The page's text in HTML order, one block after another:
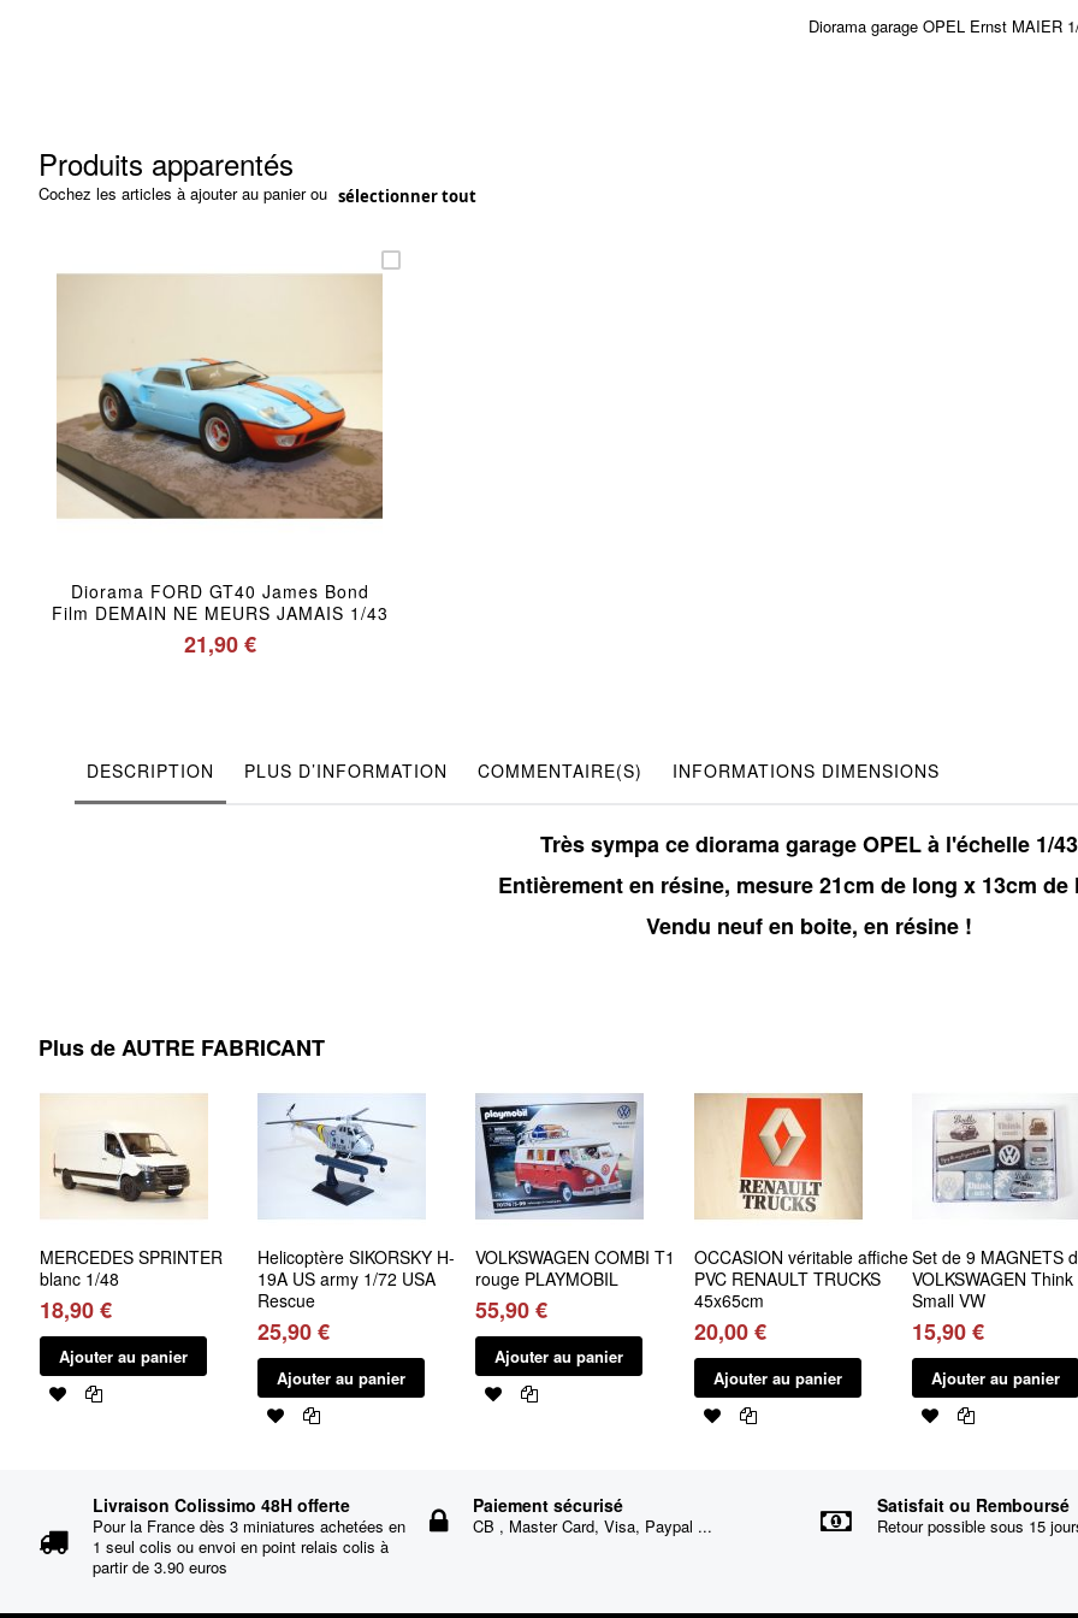
Diorama garage OPEL Ernst MAIER
Produits apparentés
Cochez les articles à ajouter au panier ou sélectionner tout
Diorama FORD GT40 James Bond
Film DEMAIN NE MEURS JAMAIS 1/43
21,90 €
DESCRIPTION PLUS D’INFORMATION COMMENTAIRE(S) INFORMATIONS DIMENSIONS
Très sympa ce diorama garage OPEL à l'échelle 1/43
Entièrement en résine, mesure 21cm de long x 13cm de
Vendu neuf en boite, en résine !
Plus de AUTRE FABRICANT
MERCEDES SPRINTER
blanc 1/48
18,90 €
Ajouter au panier
Helicoptère SIKORSKY H-
19A US army 1/72 USA
Rescue
25,90 €
Ajouter au panier
VOLKSWAGEN COMBI T1
rouge PLAYMOBIL
55,90 €
Ajouter au panier
OCCASION véritable affiche
PVC RENAULT TRUCKS
45x65cm
20,00 €
Ajouter au panier
Set de 9 MAGNETS
VOLKSWAGEN
Small VW
15,90 €
Ajouter au panier
Livraison Colissimo 48H offerte
Pour la France dès 3 miniatures achetées en
1 seul colis ou envoi en point relais colis à
partir de 3.90 euros
Paiement sécurisé
CB , Master Card, Visa, Paypal ...
Satisfait ou Remboursé
Retour possible sous 15